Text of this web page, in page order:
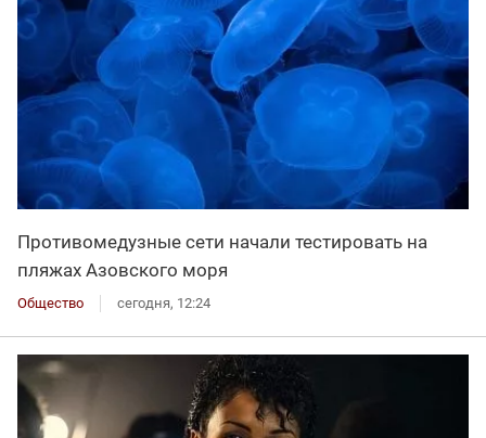
Противомедузные сети начали тестировать на
пляжах Азовского моря
Общество сегодня, 12:24